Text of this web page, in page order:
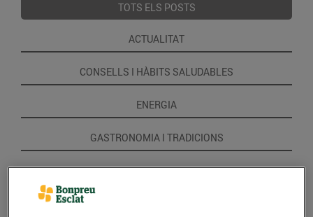
TOTS ELS POSTS
ACTUALITAT
CONSELLS I HÀBITS SALUDABLES
ENERGIA
GASTRONOMIA I TRADICIONS
RECEPTES